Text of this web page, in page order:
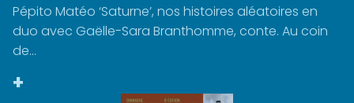
Pépito Matéo ‘Saturne’, nos histoires aléatoires en
duo avec Gaëlle-Sara Branthomme, conte. Au coin
de...
+